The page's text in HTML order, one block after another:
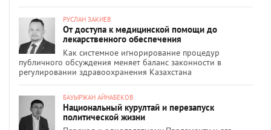
РУСЛАН ЗАКИЕВ
От доступа к медицинской помощи до
лекарственного обеспечения
Как системное игнорирование процедур
публичного обсуждения меняет баланс законности в
регулировании здравоохранения Казахстана
БАУЫРЖАН АЙНАБЕКОВ
Национальный курултай и перезапуск
политической жизни